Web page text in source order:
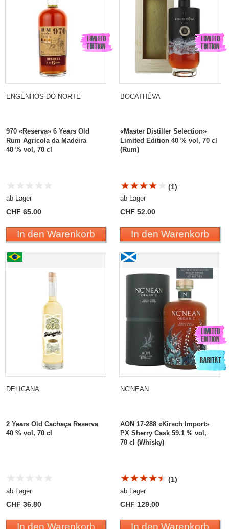
ENGENHOS DO NORTE
970 «Reserva» 6 Years Old
Rum Agricola da Madeira
40 % vol, 70 cl
ab Lager
CHF 65.00
In den Warenkorb
BOCATHÉVA
«Master Distiller Selection»
Limited Edition 40 % vol, 70 cl
(Rum)
(1)
ab Lager
CHF 52.00
In den Warenkorb
DELICANA
2 Years Old Cachaça Reserva
40 % vol, 70 cl
ab Lager
CHF 36.80
In den Warenkorb
NC'NEAN
AON 17-288 «Kirsch Import»
PX Sherry Cask 59.1 % vol,
70 cl (Whisky)
(1)
ab Lager
CHF 129.00
In den Warenkorb